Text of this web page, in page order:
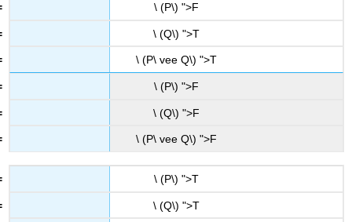
\ (P\) ">F
\ (Q\) ">T
\ (P\ vee Q\) ">T
\ (P\) ">F
\ (Q\) ">F
\ (P\ vee Q\) ">F
\ (P\) ">T
\ (Q\) ">T